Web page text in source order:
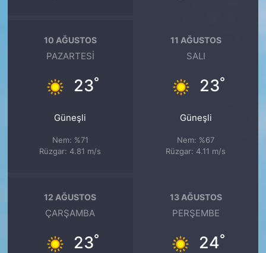
10 AĞUSTOS
PAZARTESI
23°
Güneşli
Nem: %71
Rüzgar: 4.81 m/s
11 AĞUSTOS
SALI
23°
Güneşli
Nem: %67
Rüzgar: 4.11 m/s
12 AĞUSTOS
ÇARŞAMBA
23°
13 AĞUSTOS
PERŞEMBE
24°